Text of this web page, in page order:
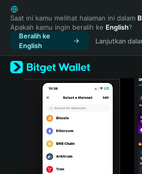
English
日本語
Tiếng Việt
Русский
Español (Latinoamérica)
Türkçe
Italiano
Português (Portugal)
Bahasa Indonesia
Saat ini kamu melihat halaman ini dalam
Apakah kamu ingin beralih ke English?
Beralih ke
English
Lanjutkan